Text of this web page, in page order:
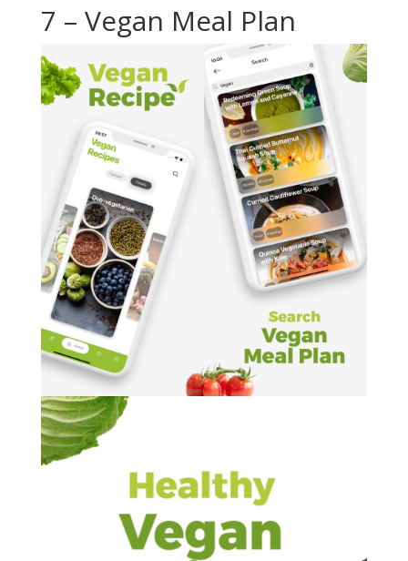
7 – Vegan Meal Plan